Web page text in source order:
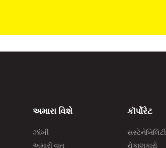
અમારા વિશે
ઝાંખી
અમારી વાત
કૉર્પોરેટ
સસ્ટેનેબિલિટી
રોકાણકારો